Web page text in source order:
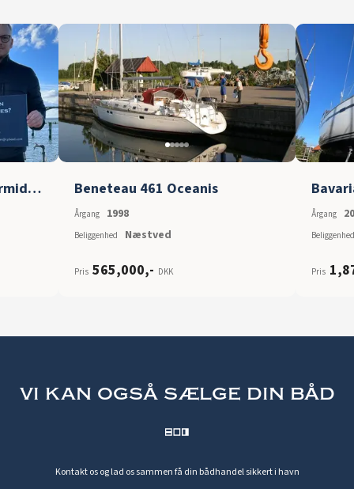
Nyere sejlbåde søges - Formidlingssalg Beneteau 461 Oceanis
Årgang 1998
Beliggenhed Næstved
Pris 565,000,- DKK
Årgang
Beliggenhed
Pris
vi kan også sælge din båd
Kontakt os og lad os sammen få din bådhandel sikkert i havn